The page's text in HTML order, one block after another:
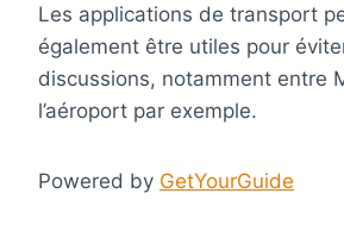
Les applications de transport
également être utiles pour
discussions, notamment entre
l’aéroport par exemple.
Powered by GetYourGuide